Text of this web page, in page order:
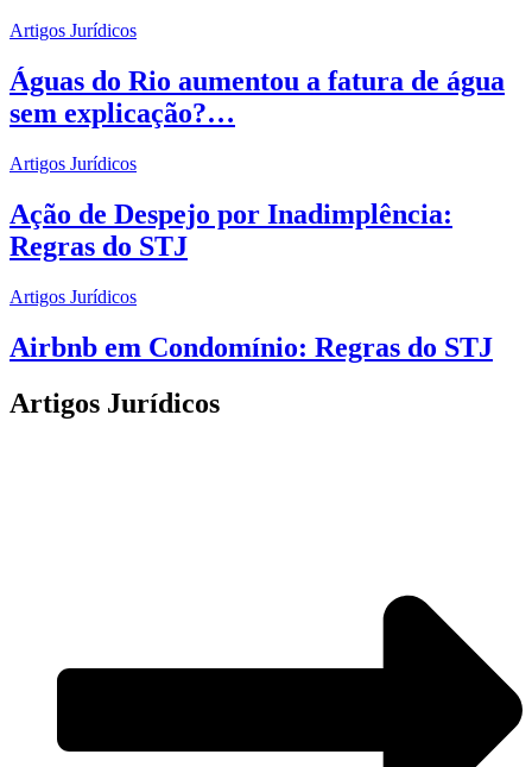
Artigos Jurídicos
Águas do Rio aumentou a fatura de água
sem explicação?…
Artigos Jurídicos
Ação de Despejo por Inadimplência:
Regras do STJ
Artigos Jurídicos
Airbnb em Condomínio: Regras do STJ
Artigos Jurídicos